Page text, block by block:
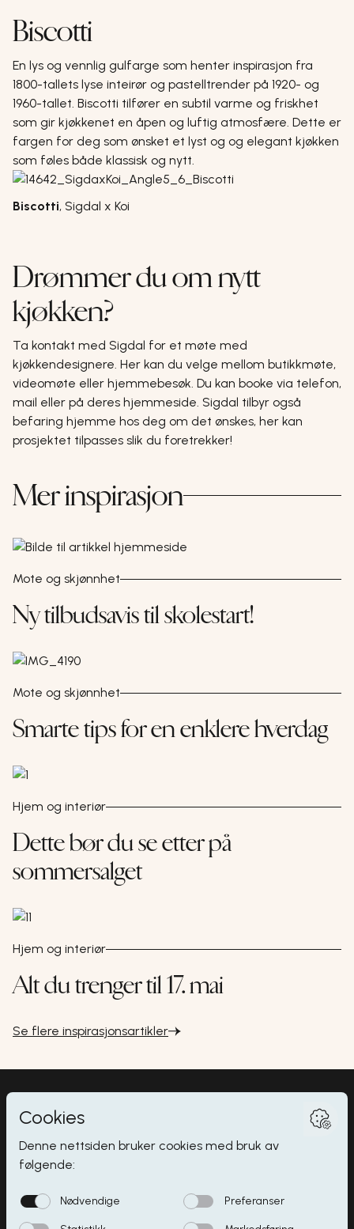
Biscotti
En lys og vennlig gulfarge som henter inspirasjon fra
1800-tallets lyse inteirør og pastelltrender på 1920- og
1960-tallet. Biscotti tilfører en subtil varme og friskhet
som gir kjøkkenet en åpen og luftig atmosfære. Dette er
fargen for deg som ønsket et lyst og og elegant kjøkken
som føles både klassisk og nytt.
Biscotti, Sigdal x Koi
Drømmer du om nytt
kjøkken?
Ta kontakt med Sigdal for et møte med
kjøkkendesignere. Her kan du velge mellom butikkmøte,
videomøte eller hjemmebesøk. Du kan booke via telefon,
mail eller på deres hjemmeside. Sigdal tilbyr også
befaring hjemme hos deg om det ønskes, her kan
prosjektet tilpasses slik du foretrekker!
Mer inspirasjon
Mote og skjønnhet
Ny tilbudsavis til skolestart!
Mote og skjønnhet
Smarte tips for en enklere hverdag
Hjem og interiør
Dette bør du se etter på
sommersalget
Hjem og interiør
Alt du trenger til 17. mai
Se flere inspirasjonsartikler
Myrdalsvegen 2,5130 Nyborg
Åpningstider